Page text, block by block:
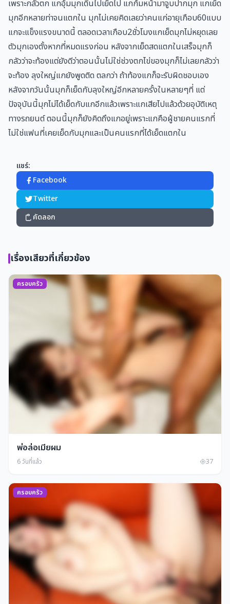
เพราะกลัวตก แกอุ้มมุกเดินไปเย็ดไป แกก้มหน้ามาจูบปากมุก แกเย็ด
มุกอีกหลายท่าจนแตกใน มุกไม่เคยคิดเลยว่าคนแก่อายุเกือบ60แบบ
แกจะแข็งแรงขนาดนี้ ตลอดเวลาเกือบ2ชั่วโมงแกเย็ดมุกไม่หยุดเลย
ตัวมุกเองตั้งหากที่หมดแรงก่อน หลังจากเย็ดสดแตกในเสร็จมุกก็
กลัวว่าจะท้องแต่ยังดีว่าตอนนั้นไม่ใช่ช่วงตกไข่ของมุกก็ไม่เลยกลัวว่า
จะท้อง ลุงใหญ่แกยังพูดติด ตลกว่า ถ้าท้องแกก็จะรับผิดชอบเอง
หลังจากวันนั้นมุกก็เย็ดกับลุงใหญ่อีกหลายครั้งในหลายๆที่ แต่
ปัจจุบันนี้มุกไม่ได้เย็ดกับแกอีกแล้วเพราะแกเสียไปแล้วด้วยอุบัติเหตุ
ทางรถยนต์ ตอนนี้มุกก็ยังคิดถึงแกอยู่เพราะแกคือผู้ชายคนแรกที่
ไม่ใช่แฟนที่เคยเย็ดกับมุกและเป็นคนแรกที่ได้เย็ดแตกใน
แชร์:
Facebook
Twitter
คัดลอก
เรื่องเสียวที่เกี่ยวข้อง
ครอบครัว
พ่อล่อเมียผม
6 วันที่แล้ว 37
ครอบครัว